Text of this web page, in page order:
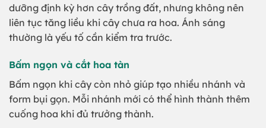
dưỡng định kỳ hơn cây trồng đất, nhưng không nên
liên tục tăng liều khi cây chưa ra hoa. Ánh sáng
thường là yếu tố cần kiểm tra trước.
Bấm ngọn và cắt hoa tàn
Bấm ngọn khi cây còn nhỏ giúp tạo nhiều nhánh và
form bụi gọn. Mỗi nhánh mới có thể hình thành thêm
cuống hoa khi đủ trưởng thành.